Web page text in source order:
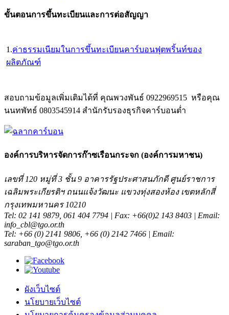
ขั้นตอนการขึ้นทะเบียนและการต่อสัญญา
1.ค่าธรรมเนียมในการขึ้นทะเบียนคาร์บอนฟุตพริ้นท์ของ
ผลิตภัณฑ์
สอบถามข้อมูลเพิ่มเติมได้ที่ คุณพวงพันธ์ 0922969515 หรือคุณ
นนทพัทธ์ 0803545914 สำนักรับรองธุรกิจคาร์บอนต่ำ
องค์การบริหารจัดการก๊าซเรือนกระจก (องค์การมหาชน)
เลขที่ 120 หมู่ที่ 3 ชั้น 9 อาคารรัฐประศาสนภักดี ศูนย์ราชการ
เฉลิมพระเกียรติฯ ถนนแจ้งวัฒนะ แขวงทุ่งสองห้อง เขตหลักสี่
กรุงเทพมหานคร 10210
Tel: 02 141 9879, 061 404 7794 | Fax: +66(0)2 143 8403 | Email:
info_cbl@tgo.or.th
Tel: +66 (0) 2141 9806, +66 (0) 2142 7466 | Email:
saraban_tgo@tgo.or.th
ผังเว็บไซต์
นโยบายเว็บไซต์